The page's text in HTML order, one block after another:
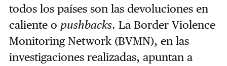
todos los países son las devoluciones en
caliente o pushbacks. La Border Violence
Monitoring Network (BVMN), en las
investigaciones realizadas, apuntan a